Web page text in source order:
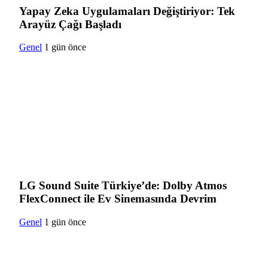
Yapay Zeka Uygulamaları Değiştiriyor: Tek
Arayüz Çağı Başladı
Genel 1 gün önce
LG Sound Suite Türkiye’de: Dolby Atmos
FlexConnect ile Ev Sinemasında Devrim
Genel 1 gün önce